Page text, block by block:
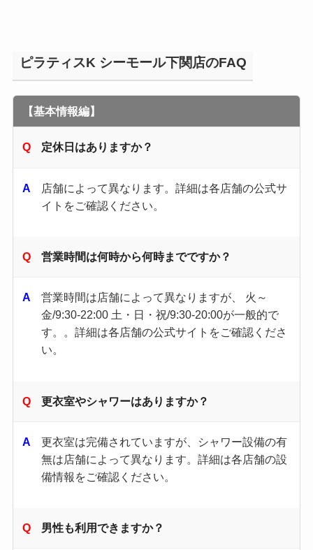
ピラティスK シーモール下関店のFAQ
【基本情報編】
定休日はありますか？
店舗によって異なります。​詳細は各店舗の公式サ
イトをご確認ください。 ​
営業時間は何時から何時までですか？
営業時間は店舗によって異なりますが、 火～
金/9:30-22:00 土・日・祝/9:30-20:00が一般的で
す。。詳細は各店舗の公式サイトをご確認くださ
い。 ​
更衣室やシャワーはありますか？
更衣室は完備されていますが、シャワー設備の有
無は店舗によって異なります。​詳細は各店舗の設
備情報をご確認ください。​
男性も利用できますか？